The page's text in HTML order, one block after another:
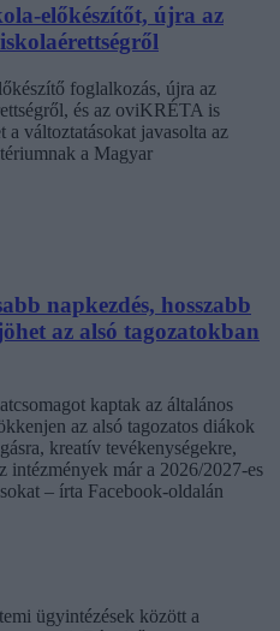
előkészítőt, újra az
foglalkozás, újra az
és az oviKRÉTA is
változtatásokat javasolta az
a Magyar
napkezdés, hosszabb
az alsó tagozatokban
kaptak az általános
az alsó tagozatos diákok
kreatív tevékenységekre,
intézmények már a 2026/2027-es
– írta Facebook-oldalán
ügyintézések között a